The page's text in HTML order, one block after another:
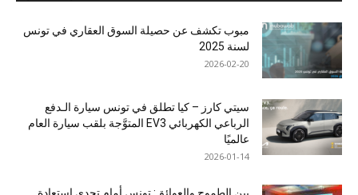
مبوب تكشف عن حصيلة السوق العقاري في تونس
لسنة 2025
2026-02-20
سيتي كارز – كيا تطلق في تونس سيارة الـدفع
الرباعي الكهربائي EV3 المتوَّجة بلقب سيارة العام
عالميًا
2026-01-14